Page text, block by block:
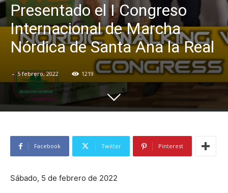
Presentado el I Congreso
Internacional de Marcha
Nórdica de Santa Ana la Real
- 5 febrero, 2022 1219
Facebook Twitter Pinterest
Sábado, 5 de febrero de 2022